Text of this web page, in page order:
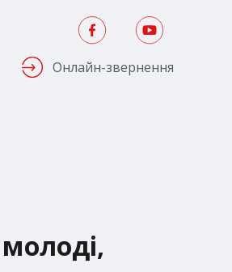
Онлайн-звернення